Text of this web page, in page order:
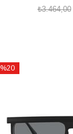
₺3.464,00
%20